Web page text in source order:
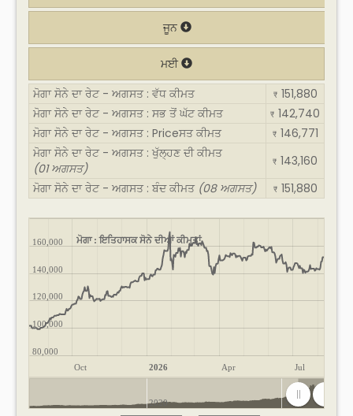
ਜੂਨ
ਮਈ
ਮੋਗਾ ਸੋਨੇ ਦਾ ਰੇਟ - ਅਗਸਤ : ਵੱਧ ਕੀਮਤ
₹ 151,880
ਮੋਗਾ ਸੋਨੇ ਦਾ ਰੇਟ - ਅਗਸਤ : ਸਭ ਤੋਂ ਘੱਟ ਕੀਮਤ
₹ 142,740
ਮੋਗਾ ਸੋਨੇ ਦਾ ਰੇਟ - ਅਗਸਤ : Priceਸਤ ਕੀਮਤ
₹ 146,771
ਮੋਗਾ ਸੋਨੇ ਦਾ ਰੇਟ - ਅਗਸਤ : ਖੁੱਲ੍ਹਣ ਦੀ ਕੀਮਤ
(01 ਅਗਸਤ)
₹ 143,160
ਮੋਗਾ ਸੋਨੇ ਦਾ ਰੇਟ - ਅਗਸਤ : ਬੰਦ ਕੀਮਤ (08 ਅਗਸਤ) ₹ 151,880
ਮੋਗਾ : ਇਤਿਹਾਸਕ ਸੋਨੇ ਦੀਆਂ ਕੀਮਤਾਂ
Oct 2026 Apr Jul
80,000
100,000
120,000
140,000
160,000
2020 2025